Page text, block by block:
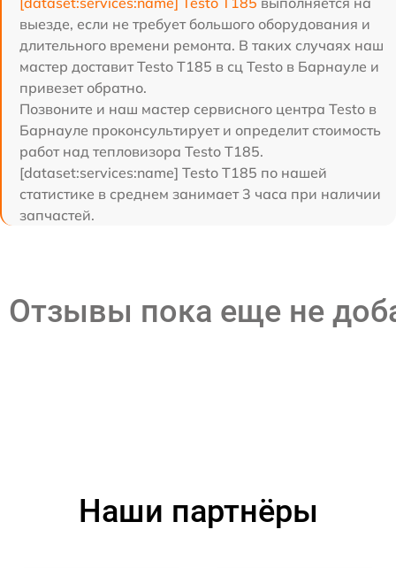
выезде, если не требует большого оборудования и
длительного времени ремонта. В таких случаях наш
мастер доставит Testo T185 в сц Testo в Барнауле и
привезет обратно.
Позвоните и наш мастер сервисного центра Testo в
Барнауле проконсультирует и определит стоимость
работ над тепловизора Testo T185.
[dataset:services:name] Testo T185 по нашей
статистике в среднем занимает 3 часа при наличии
запчастей.
Отзывы пока еще не
Наши партнёры